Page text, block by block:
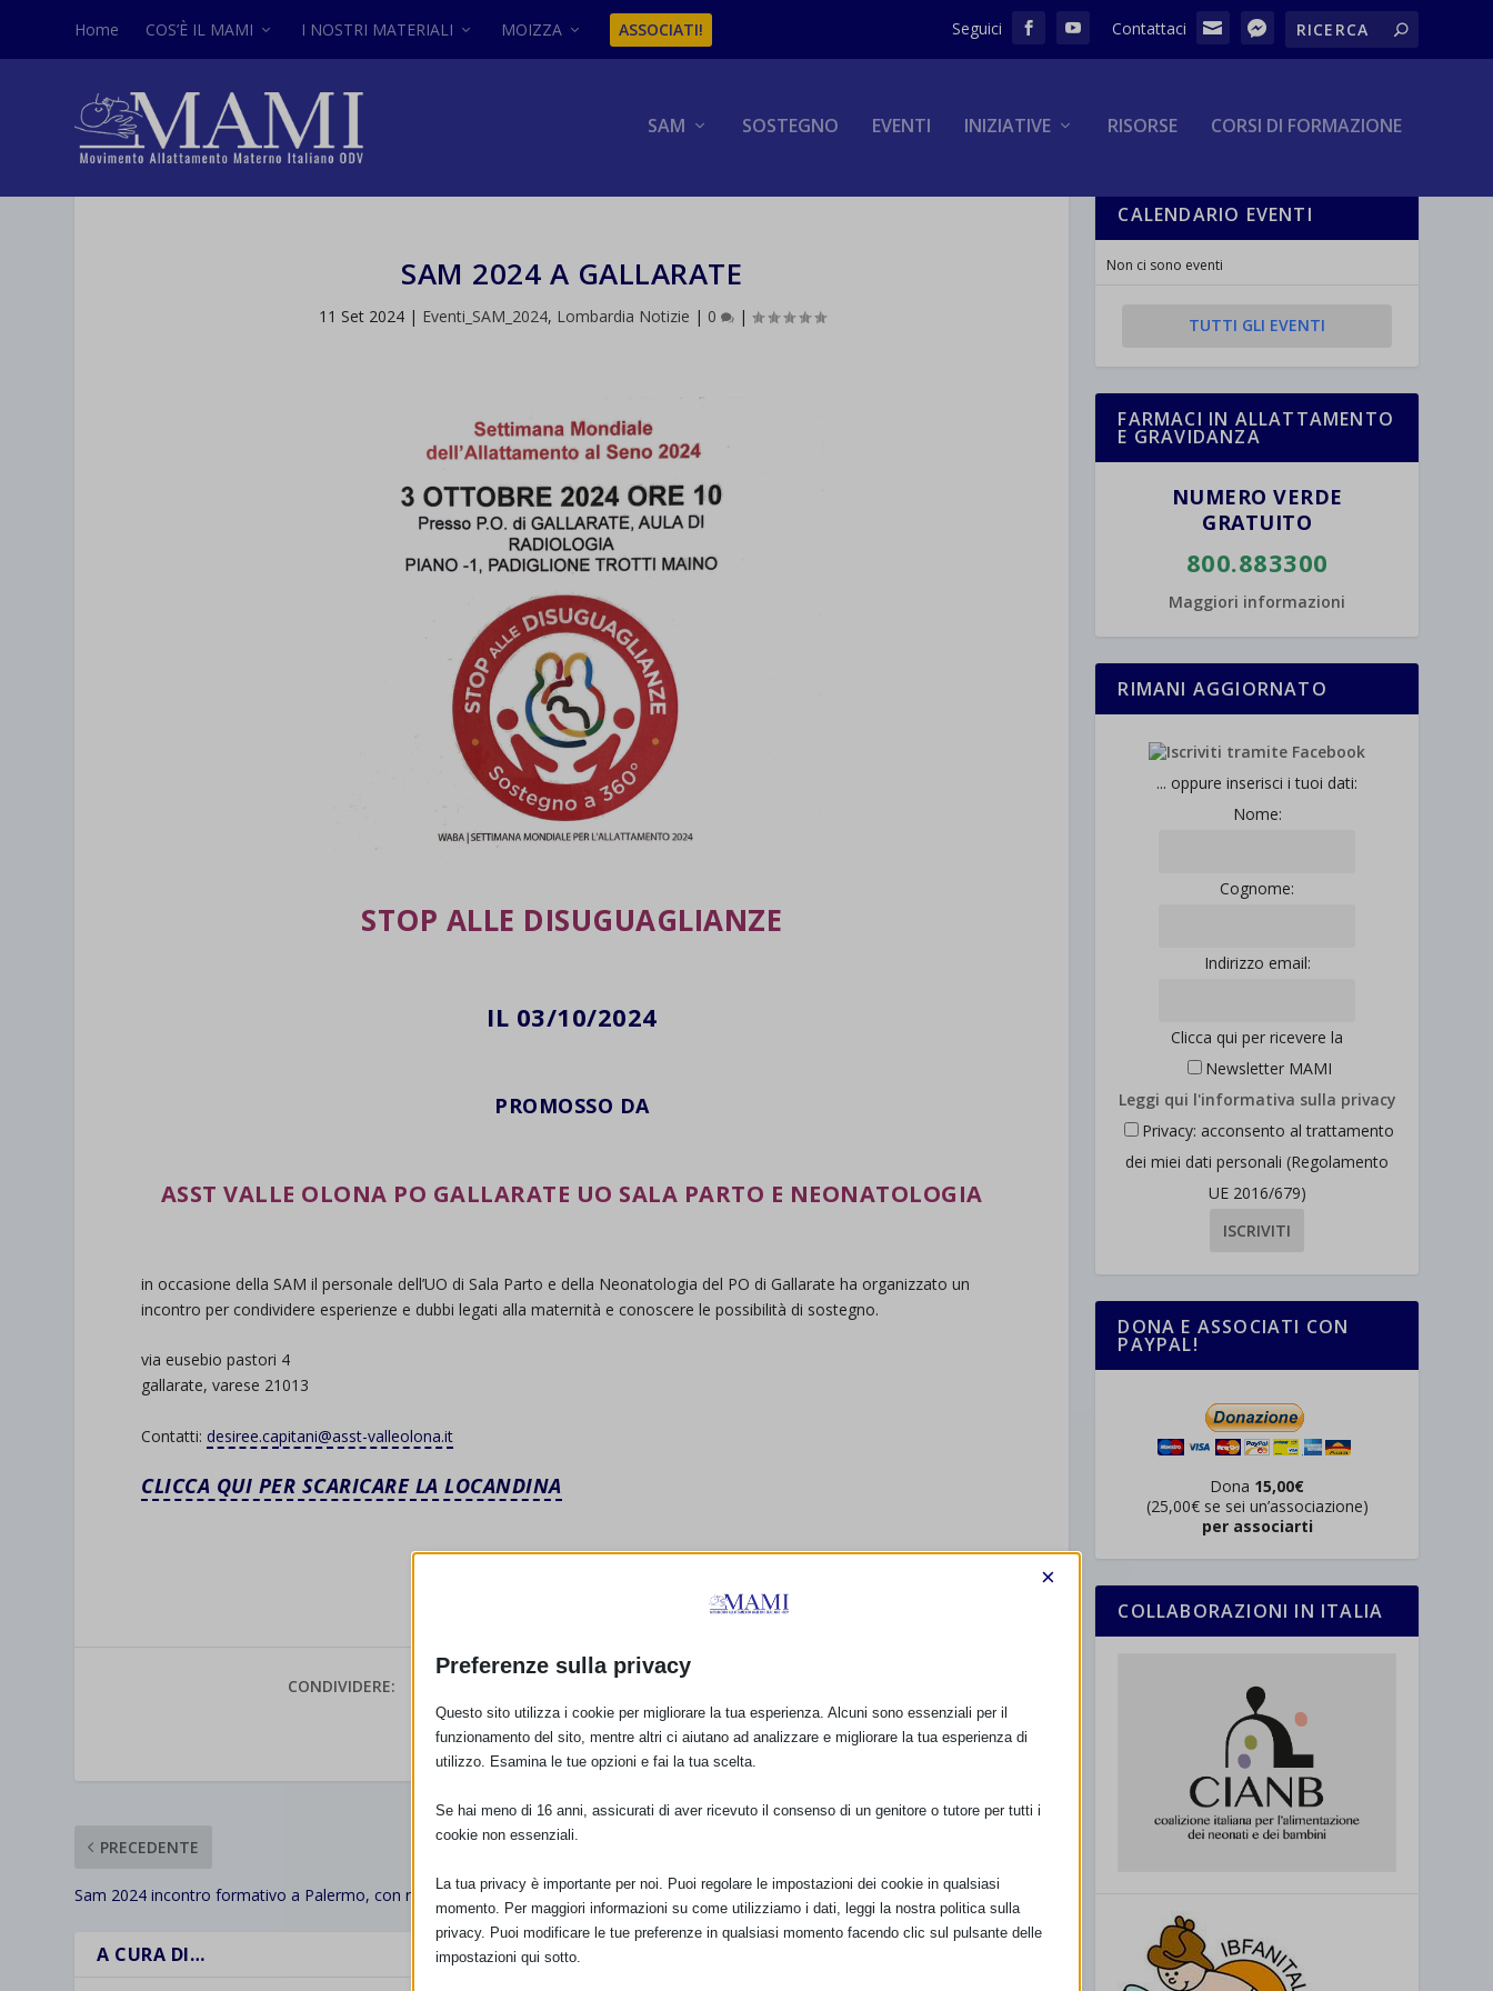
Home COS’È IL MAMI I NOSTRI MATERIALI MOIZZA ASSOCIATI!
SAM SOSTEGNO EVENTI INIZIATIVE RISORSE CORSI DI FORMAZIONE
SAM 2024 A GALLARATE
11 Set 2024| Eventi_SAM_2024, Lombardia Notizie | 0 |
STOP ALLE DISUGUAGLIANZE
IL 03/10/2024
PROMOSSO DA
ASST VALLE OLONA PO GALLARATE UO SALA PARTO E NEONATOLOGIA
in occasione della SAM il personale dell’UO di Sala Parto e della Neonatologia del PO di Gallarate ha organizzato un
incontro per condividere esperienze e dubbi legati alla maternità e conoscere le possibilità di sostegno.
via eusebio pastori 4
gallarate, varese 21013
Contatti: desiree.capitani@asst-valleolona.it
CLICCA QUI PER SCARICARE LA LOCANDINA
CONDIVIDERE:
VALUTARE:
PRECEDENTE
Sam 2024 incontro formativo a Palermo, con resoconto SAM 2024 On Line con La Leche League
A CURA DI…
CALENDARIO EVENTI
Non ci sono eventi
TUTTI GLI EVENTI
FARMACI IN ALLATTAMENTO
E GRAVIDANZA
NUMERO VERDE
GRATUITO
800.883300
Maggiori informazioni
RIMANI AGGIORNATO
... oppure inserisci i tuoi dati:
Nome:
Cognome:
Indirizzo email:
Clicca qui per ricevere la
Newsletter MAMI
Leggi qui l'informativa sulla privacy
Privacy: acconsento al trattamento
dei miei dati personali (Regolamento
UE 2016/679)
DONA E ASSOCIATI CON
PAYPAL!
Dona 15,00€
(25,00€ se sei un’associazione)
per associarti
COLLABORAZIONI IN ITALIA
Preferenze sulla privacy
×
Questo sito utilizza i cookie per migliorare la tua esperienza. Alcuni sono essenziali per il
funzionamento del sito, mentre altri ci aiutano ad analizzare e migliorare la tua esperienza di
utilizzo. Esamina le tue opzioni e fai la tua scelta.
Se hai meno di 16 anni, assicurati di aver ricevuto il consenso di un genitore o tutore per tutti i
cookie non essenziali.
La tua privacy è importante per noi. Puoi regolare le impostazioni dei cookie in qualsiasi
momento. Per maggiori informazioni su come utilizziamo i dati, leggi la nostra politica sulla
privacy. Puoi modificare le tue preferenze in qualsiasi momento facendo clic sul pulsante delle
impostazioni qui sotto.